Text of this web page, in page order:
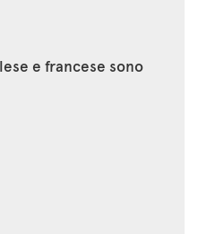
e francese sono